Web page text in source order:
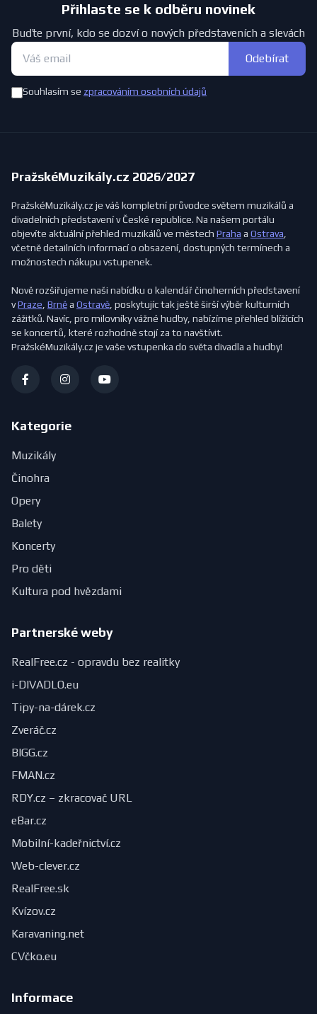
Přihlaste se k odběru novinek
Buďte první, kdo se dozví o nových představeních a slevách
Odebírat
Souhlasím se zpracováním osobních údajů
PražskéMuzikály.cz 2026/2027
PražskéMuzikály.cz je váš kompletní průvodce světem muzikálů a
divadelních představení v České republice. Na našem portálu
objevíte aktuální přehled muzikálů ve městech Praha a Ostrava,
včetně detailních informací o obsazení, dostupných termínech a
možnostech nákupu vstupenek.
Nově rozšiřujeme naši nabídku o kalendář činoherních představení
vPraze, Brněa Ostravě, poskytujíc tak ještě širší výběr kulturních
zážitků. Navíc, pro milovníky vážné hudby, nabízíme přehled blížících
se koncertů, které rozhodně stojí za to navštívit.
PražskéMuzikály.cz je vaše vstupenka do světa divadla a hudby!
Kategorie
Muzikály
Činohra
Opery
Balety
Koncerty
Pro děti
Kultura pod hvězdami
Partnerské weby
RealFree.cz - opravdu bez realitky
i-DIVADLO.eu
Tipy-na-dárek.cz
Zveráč.cz
BIGG.cz
FMAN.cz
RDY.cz – zkracovač URL
eBar.cz
Mobilní-kadeřnictví.cz
Web-clever.cz
RealFree.sk
Kvízov.cz
Karavaning.net
CVčko.eu
Informace